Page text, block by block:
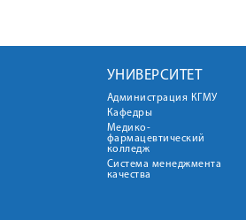
УНИВЕРСИТЕТ
Администрация КГМУ
Кафедры
Медико-
фармацевтический
колледж
Система менеджмента
качества